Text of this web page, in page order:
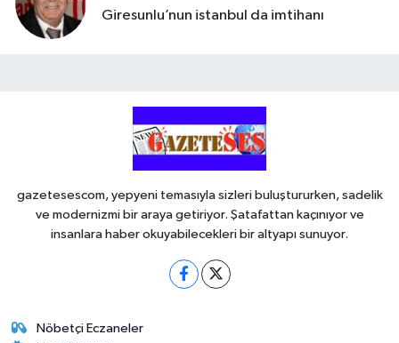
Giresunlu’nun istanbul da imtihanı
gazetesescom, yepyeni temasıyla sizleri buluştururken, sadelik
ve modernizmi bir araya getiriyor. Şatafattan kaçınıyor ve
insanlara haber okuyabilecekleri bir altyapı sunuyor.
Nöbetçi Eczaneler